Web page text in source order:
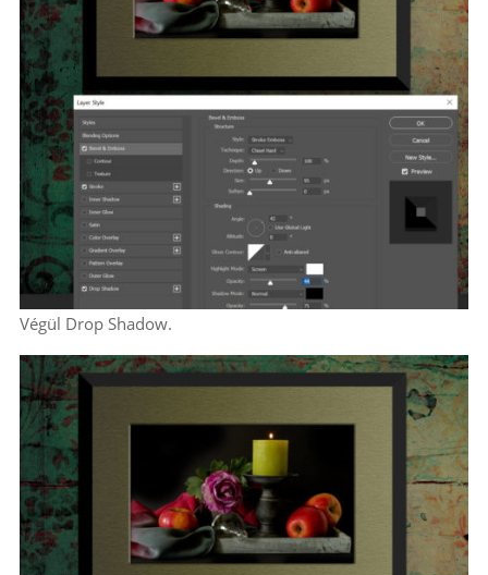
Végül Drop Shadow.